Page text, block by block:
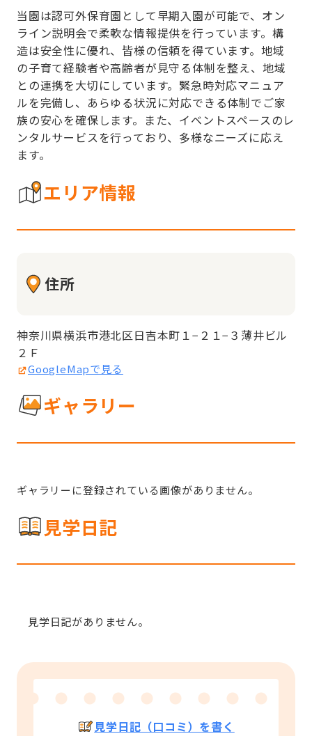
当園は認可外保育園として早期入園が可能で、オン
ライン説明会で柔軟な情報提供を行っています。構
造は安全性に優れ、皆様の信頼を得ています。地域
の子育て経験者や高齢者が見守る体制を整え、地域
との連携を大切にしています。緊急時対応マニュア
ルを完備し、あらゆる状況に対応できる体制でご家
族の安心を確保します。また、イベントスペースのレ
ンタルサービスを行っており、多様なニーズに応え
ます。
エリア情報
住所
神奈川県横浜市港北区日吉本町１−２１−３薄井ビル
２Ｆ
GoogleMapで見る
ギャラリー
ギャラリーに登録されている画像がありません。
見学日記
見学日記がありません。
見学日記（口コミ）を書く